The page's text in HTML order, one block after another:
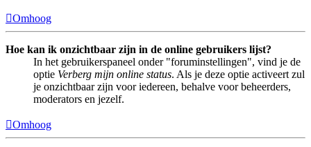
Omhoog
Hoe kan ik onzichtbaar zijn in de online gebruikers lijst?
In het gebruikerspaneel onder "foruminstellingen", vind je de
optie Verberg mijn online status. Als je deze optie activeert zul
je onzichtbaar zijn voor iedereen, behalve voor beheerders,
moderators en jezelf.
Omhoog